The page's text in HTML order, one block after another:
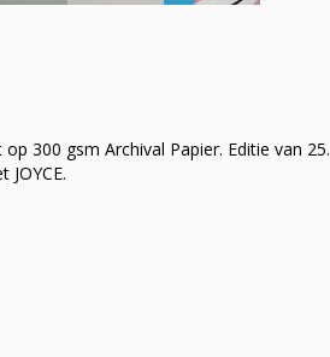
300 gsm Archival Papier. Editie van 25.